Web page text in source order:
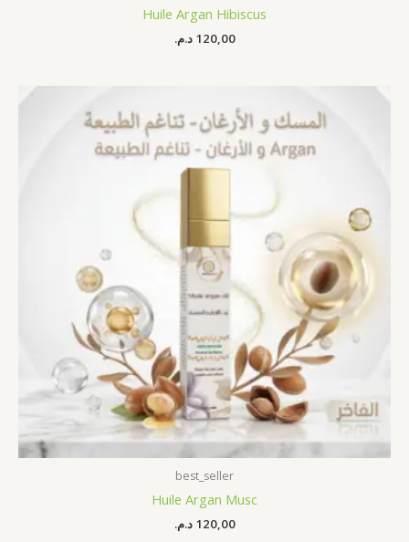
Huile Argan Hibiscus
120,00 د.م.
best_seller
Huile Argan Musc
120,00 د.م.